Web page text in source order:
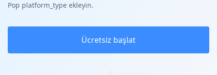
Pop platform_type ekleyin.
Ücretsiz başlat